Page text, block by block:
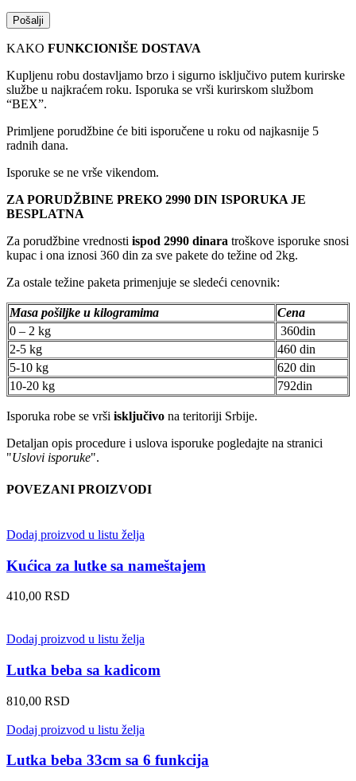
KAKO FUNKCIONIŠE DOSTAVA
Kupljenu robu dostavljamo brzo i sigurno isključivo putem kurirske
službe u najkraćem roku. Isporuka se vrši kurirskom službom
“BEX”.
Primljene porudžbine će biti isporučene u roku od najkasnije 5
radnih dana.
Isporuke se ne vrše vikendom.
ZA PORUDŽBINE PREKO 2990 DIN ISPORUKA JE
BESPLATNA
Za porudžbine vrednosti ispod 2990 dinara troškove isporuke snosi
kupac i ona iznosi 360 din za sve pakete do težine od 2kg.
Za ostale težine paketa primenjuje se sledeći cenovnik:
Masa pošiljke u kilogramima
Cena
0 – 2 kg
360din
2-5 kg
460 din
5-10 kg
620 din
10-20 kg
792din
Isporuka robe se vrši isključivo na teritoriji Srbije.
Detaljan opis procedure i uslova isporuke pogledajte na stranici
"Uslovi isporuke".
POVEZANI PROIZVODI
Dodaj proizvod u listu želja
Kućica za lutke sa nameštajem
410,00 RSD
Dodaj proizvod u listu želja
Lutka beba sa kadicom
810,00 RSD
Dodaj proizvod u listu želja
Lutka beba 33cm sa 6 funkcija